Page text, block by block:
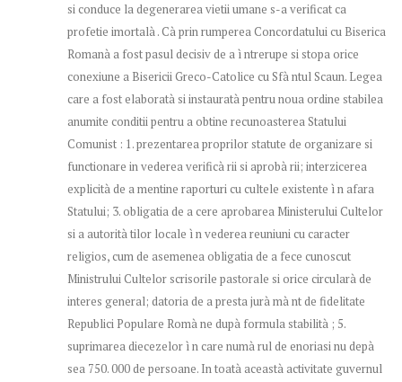
si conduce la degenerarea vietii umane s-a verificat ca
profetie imortalà . Cà prin rumperea Concordatului cu Biserica
Romanà a fost pasul decisiv de a ì ntrerupe si stopa orice
conexiune a Bisericii Greco-Catolice cu Sfà ntul Scaun. Legea
care a fost elaboratà si instauratà pentru noua ordine stabilea
anumite conditii pentru a obtine recunoasterea Statului
Comunist : 1. prezentarea proprilor statute de organizare si
functionare in vederea verificà rii si aprobà rii; interzicerea
explicità de a mentine raporturi cu cultele existente ì n afara
Statului; 3. obligatia de a cere aprobarea Ministerului Cultelor
si a autorità tilor locale ì n vederea reuniuni cu caracter
religios, cum de asemenea obligatia de a fece cunoscut
Ministrului Cultelor scrisorile pastorale si orice circularà de
interes general; datoria de a presta jurà mà nt de fidelitate
Republici Populare Romà ne dupà formula stabilità ; 5.
suprimarea diecezelor ì n care numà rul de enoriasi nu depà
sea 750. 000 de persoane. In toatà aceastà activitate guvernul